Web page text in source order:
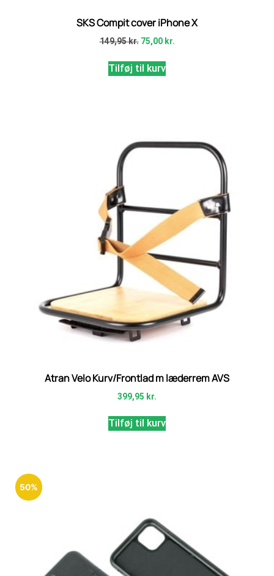
SKS Compit cover iPhone X
149,95kr. 75,00 kr.
Tilføj til kurv
Atran Velo Kurv/Frontlad m læderrem AVS
399,95 kr.
Tilføj til kurv
50%